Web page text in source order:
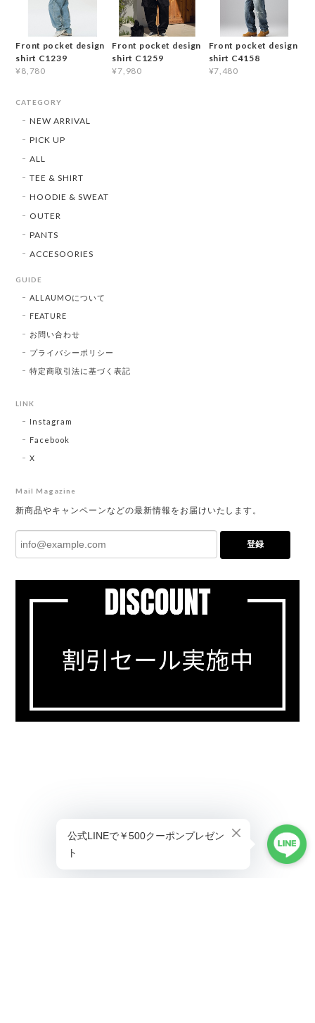
Front pocket design
shirt C1239
¥8,780
Front pocket design
shirt C1259
¥7,980
Front pocket design
shirt C4158
¥7,480
CATEGORY
NEW ARRIVAL
PICK UP
ALL
TEE & SHIRT
HOODIE & SWEAT
OUTER
PANTS
ACCESOORIES
GUIDE
ALLAUMOについて
FEATURE
お問い合わせ
プライバシーポリシー
特定商取引法に基づく表記
LINK
Instagram
Facebook
X
Mail Magazine
新商品やキャンペーンなどの最新情報をお届けいたします。
登録